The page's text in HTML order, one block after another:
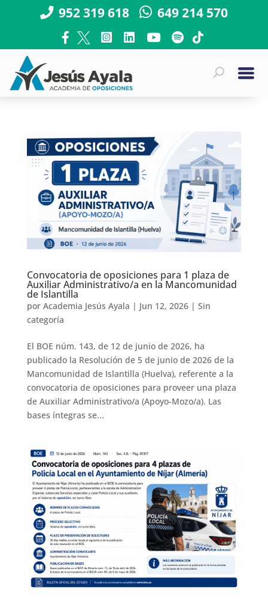
952 319 618 649 214 570
Convocatoria de oposiciones para 1 plaza de
Auxiliar Administrativo/a en la Mancomunidad
de Islantilla
por Academia Jesús Ayala | Jun 12, 2026| Sin
categoría
El BOE núm. 143, de 12 de junio de 2026, ha
publicado la Resolución de 5 de junio de 2026 de la
Mancomunidad de Islantilla (Huelva), referente a la
convocatoria de oposiciones para proveer una plaza
de Auxiliar Administrativo/a (Apoyo-Mozo/a). Las
bases íntegras se...